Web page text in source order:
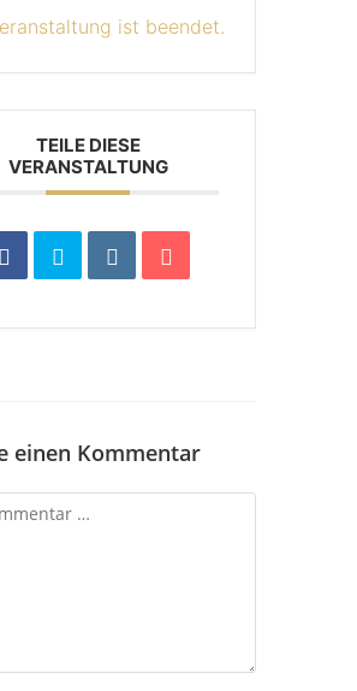
ist beendet.
TEILE DIESE
VERANSTALTUNG
einen Kommentar